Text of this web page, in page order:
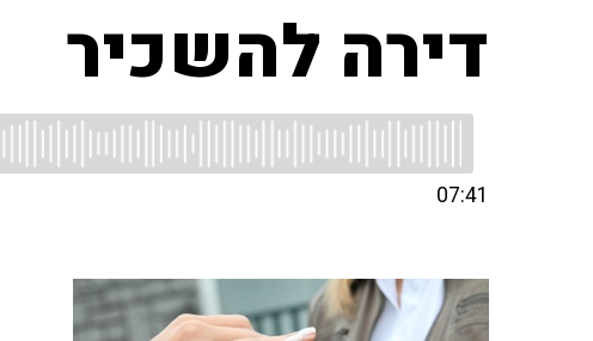
דירה להשכיר
07:41